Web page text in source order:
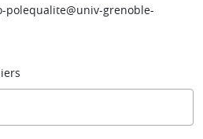
polequalite@univ-grenoble-